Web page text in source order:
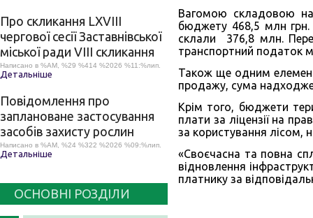
Про скликання LХVІІІ
чергової сесії Заставнівської
міської ради VIII скликання
Написано в %AM, %29 %414 %2026 %11:%лип.
Детальніше
Повідомлення про
заплановане застосування
засобів захисту рослин
Написано в %AM, %24 %322 %2026 %09:%лип.
Детальніше
ОСНОВНІ РОЗДІЛИ
Вагомою складовою
бюджету 468,5 млн
склали 376,8 млн.
транспортний податок
Також ще одним
продажу, сума
Крім того, бюджети
плати за ліцензії на
за користування лісом,
«Своєчасна та повна
відновлення
платнику за